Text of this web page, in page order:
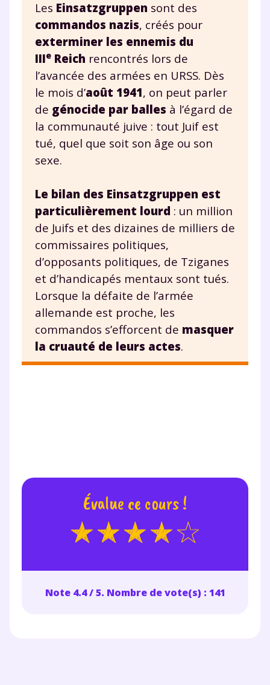
Les Einsatzgruppen sont des
commandos nazis, créés pour
exterminer les ennemis du
IIIe Reich rencontrés lors de
l’avancée des armées en URSS. Dès
le mois d’août 1941, on peut parler
de génocide par balles à l’égard de
la communauté juive : tout Juif est
tué, quel que soit son âge ou son
sexe.
Le bilan des Einsatzgruppen est
particulièrement lourd : un million
de Juifs et des dizaines de milliers de
commissaires politiques,
d’opposants politiques, de Tziganes
et d’handicapés mentaux sont tués.
Lorsque la défaite de l’armée
allemande est proche, les
commandos s’efforcent de masquer
la cruauté de leurs actes.
Évalue ce cours !
Note 4.4 / 5. Nombre de vote(s) : 141
myMaxicours.
Votre adresse e-mail sera exclusivement utilisée pour
vous envoyer notre newsletter. Vous pourrez vous
désinscrire à tout moment, à travers le lien de
désinscription présent dans chaque newsletter. Pour
en savoir plus sur la gestion de vos données
personnelles et pour exercer vos droits, vous pouvez
consulternotre charte.